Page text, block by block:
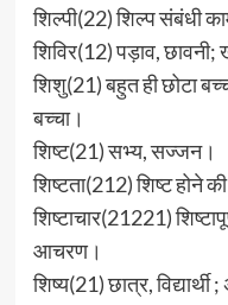
शिल्पी(22) शिल्प संबंधी
शिविर(12) पड़ाव, छावनी;
शिशु(21) बहुत ही छोटा
बच्चा।
शिष्ट(21) सभ्य, सज्जन।
शिष्टता(212) शिष्ट होने
शिष्टाचार(21221)
आचरण।
शिष्य(21) छात्र, विद्यार्थी